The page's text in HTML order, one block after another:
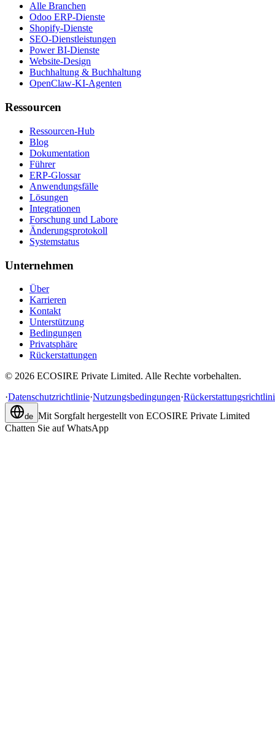
Alle Branchen
Odoo ERP-Dienste
Shopify-Dienste
SEO-Dienstleistungen
Power BI-Dienste
Website-Design
Buchhaltung & Buchhaltung
OpenClaw-KI-Agenten
Ressourcen
Ressourcen-Hub
Blog
Dokumentation
Führer
ERP-Glossar
Anwendungsfälle
Lösungen
Integrationen
Forschung und Labore
Änderungsprotokoll
Systemstatus
Unternehmen
Über
Karrieren
Kontakt
Unterstützung
Bedingungen
Privatsphäre
Rückerstattungen
© 2026 ECOSIRE Private Limited. Alle Rechte vorbehalten.
·Datenschutzrichtlinie·Nutzungsbedingungen·
de Mit Sorgfalt hergestellt von ECOSIRE Private Limited
Chatten Sie auf WhatsApp